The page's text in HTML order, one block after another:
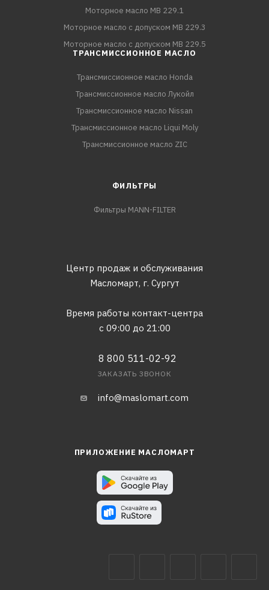
Моторное масло MB 229.1
Моторное масло с допуском MB 229.3
Моторное масло с допуском MB 229.5
ТРАНСМИССИОННОЕ МАСЛО
Трансмиссионное масло Honda
Трансмиссионное масло Лукойл
Трансмиссионное масло Nissan
Трансмиссионное масло Liqui Moly
Трансмиссионное масло ZIC
ФИЛЬТРЫ
Фильтры MANN-FILTER
Центр продаж и обслуживания
Масломарт, г. Сургут
Время работы контакт-центра
с 09:00 до 21:00
8 800 511-02-92
ЗАКАЗАТЬ ЗВОНОК
info@maslomart.com
ПРИЛОЖЕНИЕ МАСЛОМАРТ